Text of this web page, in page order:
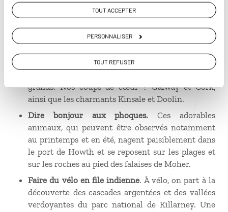
TOUT ACCEPTER
PERSONNALISER
TOUT REFUSER
Potter à détruire un Horcruxe
: tout est possible
tournage – de ces grands classiques.
villes et villages irlandais se distinguent par leurs
grands. Nos coups de cœur ? Galway et Cork,
ainsi que les charmants Kinsale et Doolin.
Dire bonjour aux phoques. Ces adorables
animaux, qui peuvent être observés notamment
au printemps et en été, nagent paisiblement dans
le port de Howth et se reposent sur les plages et
sur les roches au pied des falaises de Moher.
Faire du vélo en file indienne. À vélo, on part à la
découverte des cascades argentées et des vallées
verdoyantes du parc national de Killarney. Une